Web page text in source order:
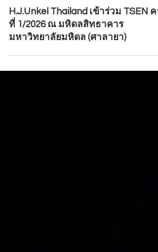
1 min read
H.J.Unkel Group
H.J.Unkel Thailand เข้าร่วม TSEN ครั้
ที่ 1/2026 ณ มหิดลสิทธาคาร